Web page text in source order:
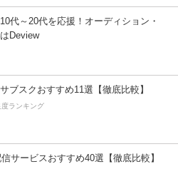
代～20代を応援！オーディション・
Deview
ブスクおすすめ11選【徹底比較】
ランキング
サービスおすすめ40選【徹底比較】